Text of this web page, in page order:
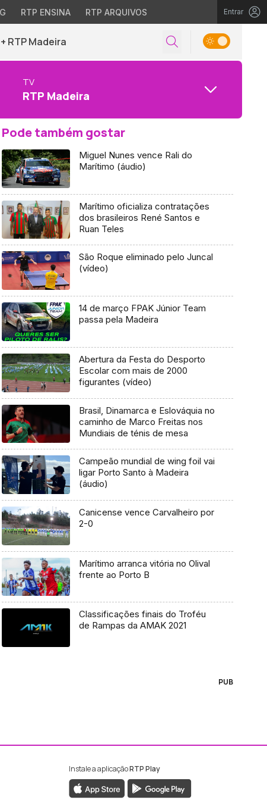
RTP ENSINA RTP ARQUIVOS Entrar
+ RTP Madeira
TV
RTP Madeira
Pode também gostar
Miguel Nunes vence Rali do
Marítimo (áudio)
Marítimo oficializa contratações
dos brasileiros René Santos e
Ruan Teles
São Roque eliminado pelo Juncal
(vídeo)
14 de março FPAK Júnior Team
passa pela Madeira
Abertura da Festa do Desporto
Escolar com mais de 2000
figurantes (vídeo)
Brasil, Dinamarca e Eslováquia no
caminho de Marco Freitas nos
Mundiais de ténis de mesa
Campeão mundial de wing foil vai
ligar Porto Santo à Madeira
(áudio)
Canicense vence Carvalheiro por
2-0
Marítimo arranca vitória no Olival
frente ao Porto B
Classificações finais do Troféu
de Rampas da AMAK 2021
PUB
da RTP Madeira
da RTP Madeira
Instale a aplicaçãoRTP Play